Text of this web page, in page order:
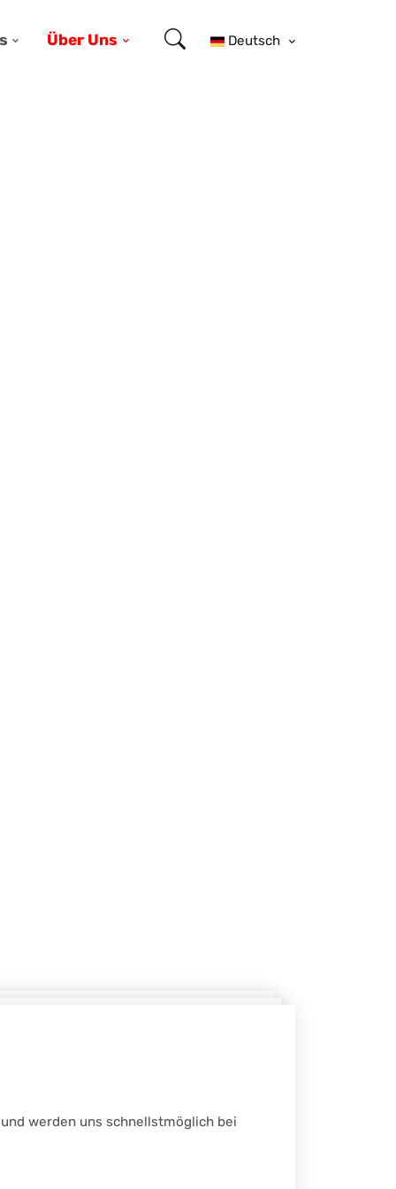
Über Uns Deutsch
werden uns schnellstmöglich bei